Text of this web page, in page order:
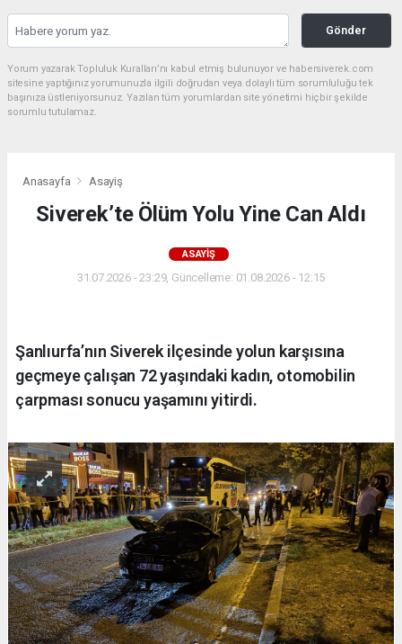
Gönder
Yorum yazarak Topluluk Kuralları’nı kabul etmiş bulunuyor ve habersiverek.com
sitesine yaptığınız yorumunuzla ilgili doğrudan veya dolaylı tüm sorumluluğu tek
başınıza üstleniyorsunuz. Yazılan tüm yorumlardan site yönetimi hiçbir şekilde
sorumlu tutulamaz.
Anasayfa Asayiş
Siverek’te Ölüm Yolu Yine Can Aldı
ASAYIŞ
31.07.2026 - 23:29, Güncelleme: 01.08.2026 - 12:15
Şanlıurfa’nın Siverek ilçesinde yolun karşısına
geçmeye çalışan 72 yaşındaki kadın, otomobilin
çarpması sonucu yaşamını yitirdi.